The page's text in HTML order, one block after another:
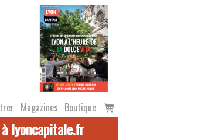
Magazines Boutique
Voir
le
lyoncapitale.fr